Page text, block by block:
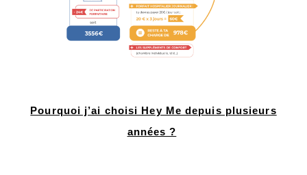
Pourquoi j’ai choisi Hey Me depuis plusieurs
années ?